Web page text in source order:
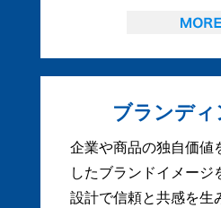
ブランデ
企業や商品の独自価値
したブランドイメージ
設計で信頼と共感を生